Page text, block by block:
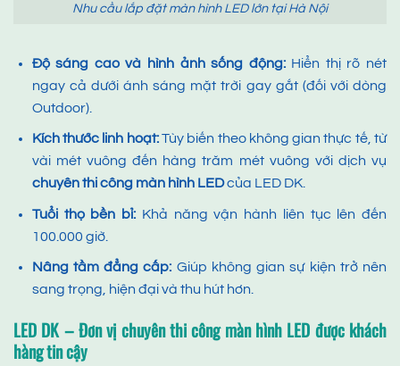
Nhu cầu lắp đặt màn hình LED lớn tại Hà Nội
Độ sáng cao và hình ảnh sống động: Hiển thị rõ nét
ngay cả dưới ánh sáng mặt trời gay gắt (đối với dòng
Outdoor).
Kích thước linh hoạt:Tùy biến theo không gian thực tế, từ
vài mét vuông đến hàng trăm mét vuông với dịch vụ
chuyênthi công màn hình LED của LED DK.
Tuổi thọ bền bỉ: Khả năng vận hành liên tục lên đến
100.000 giờ.
Nâng tầm đẳng cấp: Giúp không gian sự kiện trở nên
sang trọng, hiện đại và thu hút hơn.
LED DK– Đơn vị chuyên thi công màn hình LED được khách
hàng tin cậy